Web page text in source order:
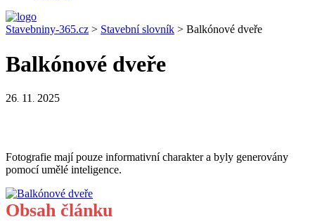
Stavebniny-365.cz > Stavební slovník > Balkónové dveře
Balkónové dveře
26. 11 . 2025
Fotografie mají pouze informativní charakter a byly generovány
pomocí umělé inteligence.
Obsah článku